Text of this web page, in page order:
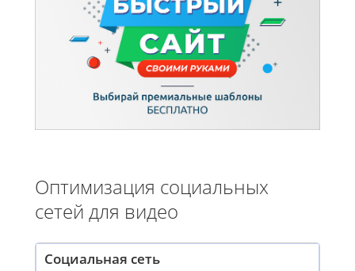
Оптимизация социальных
сетей для видео
Социальная сеть